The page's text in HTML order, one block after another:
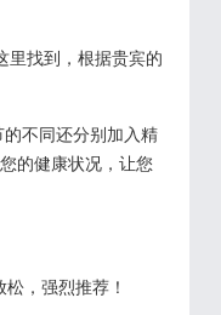
里找到，根据贵宾的
不同还分别加入精
的健康状况，让您
，强烈推荐！